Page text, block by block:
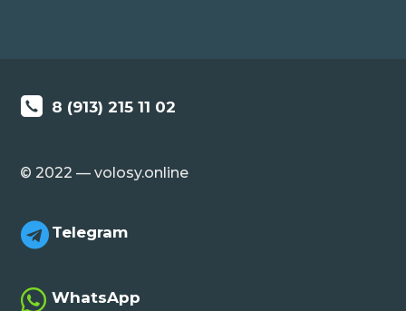
8 (913) 215 11 02
© 2022 — volosy.online
 Telegram
 WhatsApp